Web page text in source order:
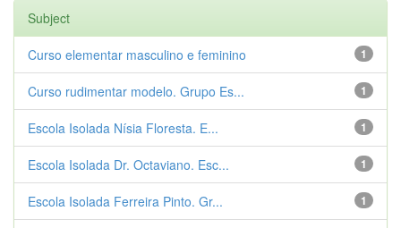
Subject
1
Curso elementar masculino e feminino
1
Curso rudimentar modelo. Grupo Es...
1
Escola Isolada Nísia Floresta. E...
1
Escola Isolada Dr. Octaviano. Esc...
1
Escola Isolada Ferreira Pinto. Gr...